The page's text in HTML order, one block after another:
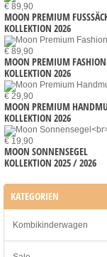
€ 89,90
MOON PREMIUM
KOLLEKTION 2026
€ 89,90
MOON PREMIUM FASHION
KOLLEKTION 2026
€ 29,90
MOON PREMIUM
KOLLEKTION 2026
€ 19,90
MOON SONNENSEGEL
KOLLEKTION 2025 / 2026
KATEGORIEN
Kombikinderwagen